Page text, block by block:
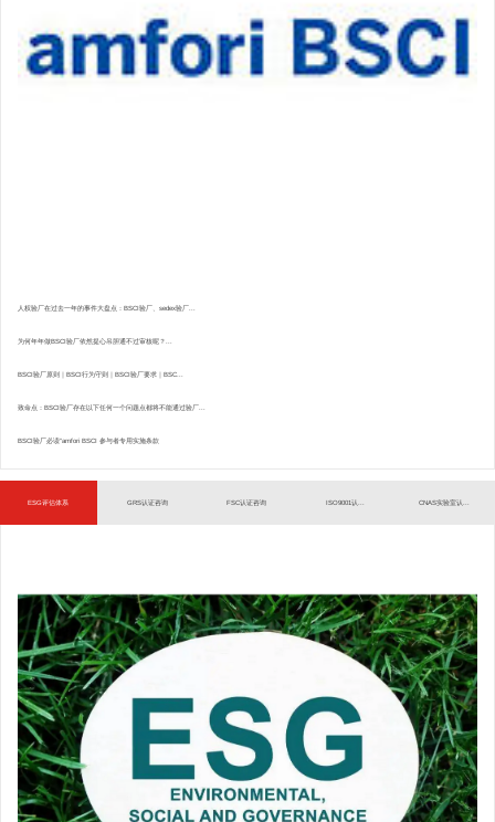
人权验厂在过去一年的事件大盘点：BSCI验厂、sedex验厂...
为何年年做BSCI验厂依然提心吊胆通不过审核呢？...
BSCI验厂原则｜BSCI行为守则｜BSCI验厂要求｜BSC...
致命点：BSCI验厂存在以下任何一个问题点都将不能通过验厂...
BSCI验厂必读”amfori BSCI 参与者专用实施条款
ESG评估体系 GRS认证咨询 FSC认证咨询 ISO9001认... CNAS实验室认...